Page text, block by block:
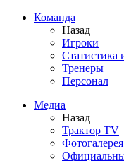
Команда
Назад
Игроки
Статистика
Тренеры
Персонал
Медиа
Назад
Трактор TV
Фотогалерея